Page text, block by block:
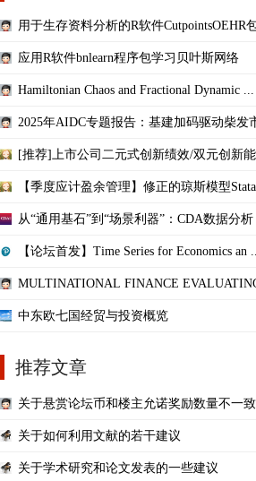
用于生存资料分析的R软件CutpointsOEHR
应用R软件bnlearn程序包学习贝叶斯网络
Hamiltonian Chaos and Fractional Dynamic ...
2025年AIDC专题报告：基建加码驱动柴发
[推荐]上市公司二元式创新绩效/双元创新能
【季度应计盈余管理】修正的琼斯模型Stata
从“通用基石”到“场景利器”：CDA数据分析
【论坛首发】Time Series for Economics an ...
MULTINATIONAL FINANCE
中东欧七国经贸与投资概览
推荐文章
关于悬赏论坛币和楼主允诺奖励数量不一致
关于如何利用文献的若干建议
关于学术研究和论文发表的一些建议